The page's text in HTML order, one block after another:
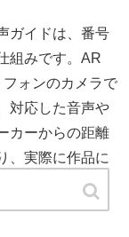
ガイドは、番号
組みです。AR
ォンのカメラで
対応した音声や
カーからの距離
、実際に作品に
音が変わると